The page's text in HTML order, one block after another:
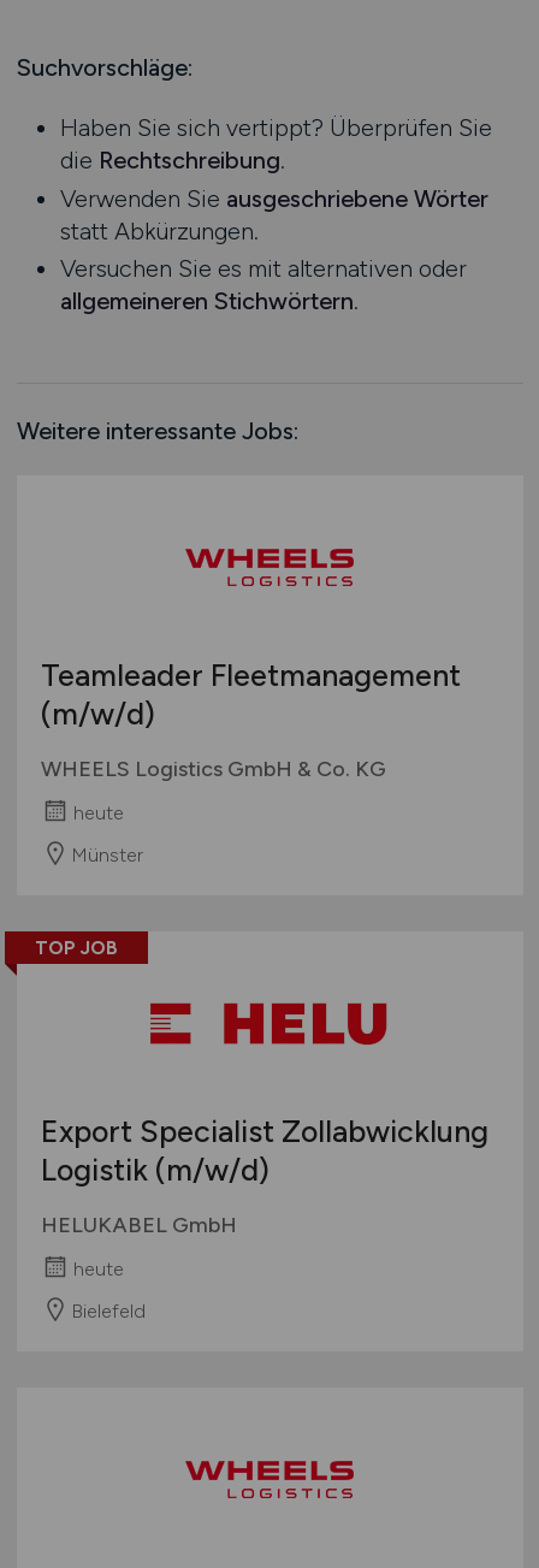
Schienen- / Straßen- / Luft- / Seefracht
Supply Chain Management
Vertrieb / Verkauf / Handel
Zoll / Behörden
Sonstige
Mecklenburg-Vorpommern
Nordrhein-Westfalen
Rheinland-Pfalz
Saarland
Sachsen
Sachsen-Anhalt
Schleswig-Holstein
Schweiz
Suchvorschläge:
Haben Sie sich vertippt? Überprüfen Sie
die Rechtschreibung.
Verwenden Sie ausgeschriebene Wörter
statt Abkürzungen.
Versuchen Sie es mit alternativen oder
allgemeineren Stichwörtern.
Weitere interessante Jobs:
Teamleader Fleetmanagement
(m/w/d)
WHEELS Logistics GmbH & Co. KG
heute
Münster
TOP JOB
Export Specialist Zollabwicklung
Logistik (m/w/d)
HELUKABEL GmbH
heute
Bielefeld